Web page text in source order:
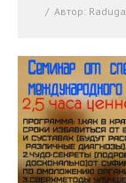
Автор: Raduga